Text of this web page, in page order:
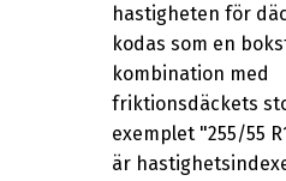
hastigheten för
kodas som en
kombination med
friktionsdäckets
exemplet "255/55
är